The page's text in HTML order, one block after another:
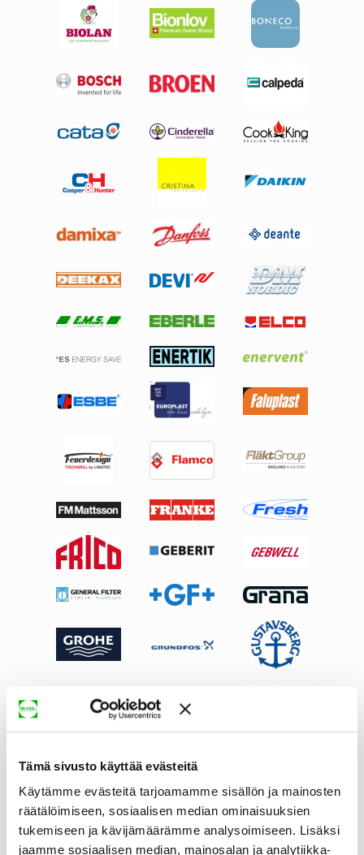
Tämä sivusto käyttää evästeitä
Käytämme evästeitä tarjoamamme sisällön ja mainosten
räätälöimiseen, sosiaalisen median ominaisuuksien
tukemiseen ja kävijämäärämme analysoimiseen. Lisäksi
jaamme sosiaalisen median, mainosalan ja analytiikka-